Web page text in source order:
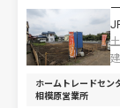
ホームトレードセン
相模原営業所